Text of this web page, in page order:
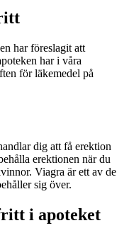
har föreslagit att
har i våra
för läkemedel på
dig att få erektion
erektionen när du
Viagra är ett av de
sig över.
i apoteket